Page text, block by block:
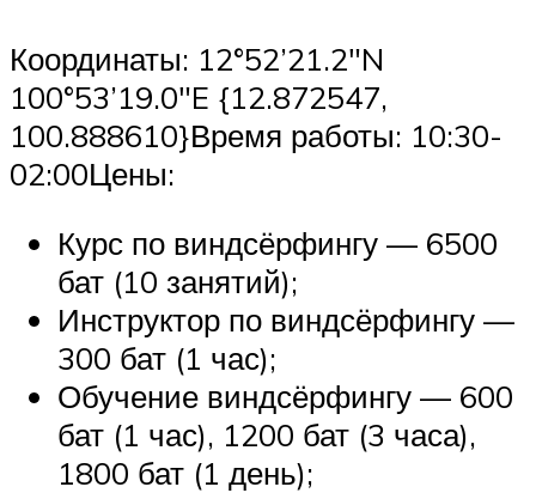
Координаты: 12°52’21.2″N
100°53’19.0″E {12.872547,
100.888610}Время работы: 10:30-
02:00Цены:
Курс по виндсёрфингу — 6500
бат (10 занятий);
Инструктор по виндсёрфингу —
300 бат (1 час);
Обучение виндсёрфингу — 600
бат (1 час), 1200 бат (3 часа),
1800 бат (1 день);